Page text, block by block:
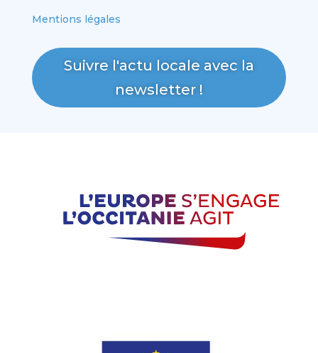
Mentions légales
Suivre l'actu locale avec la
newsletter !